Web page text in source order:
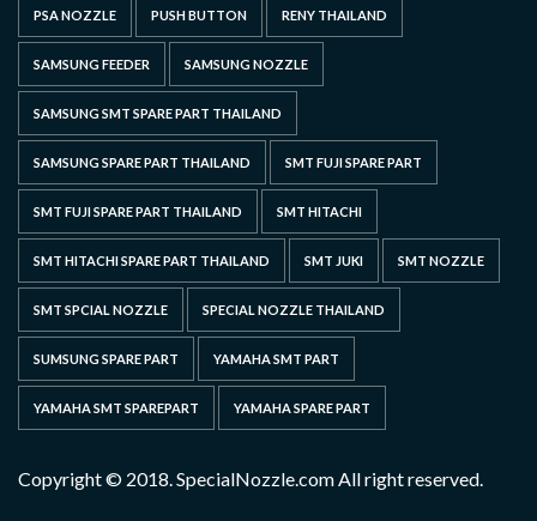
PSA NOZZLE PUSH BUTTON RENY THAILAND
SAMSUNG FEEDER SAMSUNG NOZZLE
SAMSUNG SMT SPARE PART THAILAND
SAMSUNG SPARE PART THAILAND SMT FUJI SPARE PART
SMT FUJI SPARE PART THAILAND SMT HITACHI
SMT HITACHI SPARE PART THAILAND SMT JUKI SMT NOZZLE
SMT SPCIAL NOZZLE SPECIAL NOZZLE THAILAND
SUMSUNG SPARE PART YAMAHA SMT PART
YAMAHA SMT SPAREPART YAMAHA SPARE PART
Copyright © 2018. SpecialNozzle.com All right reserved.